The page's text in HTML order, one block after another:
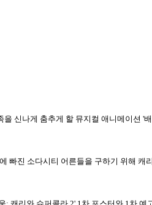
을 신나게 춤추게 할 뮤지컬 애니메이션
빠진 소다시티 어른들을 구하기 위해